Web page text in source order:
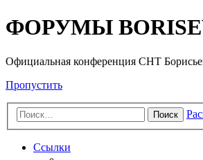
ФОРУМЫ
Официальная конференция СНТ
Пропустить
Поиск
Ссылки